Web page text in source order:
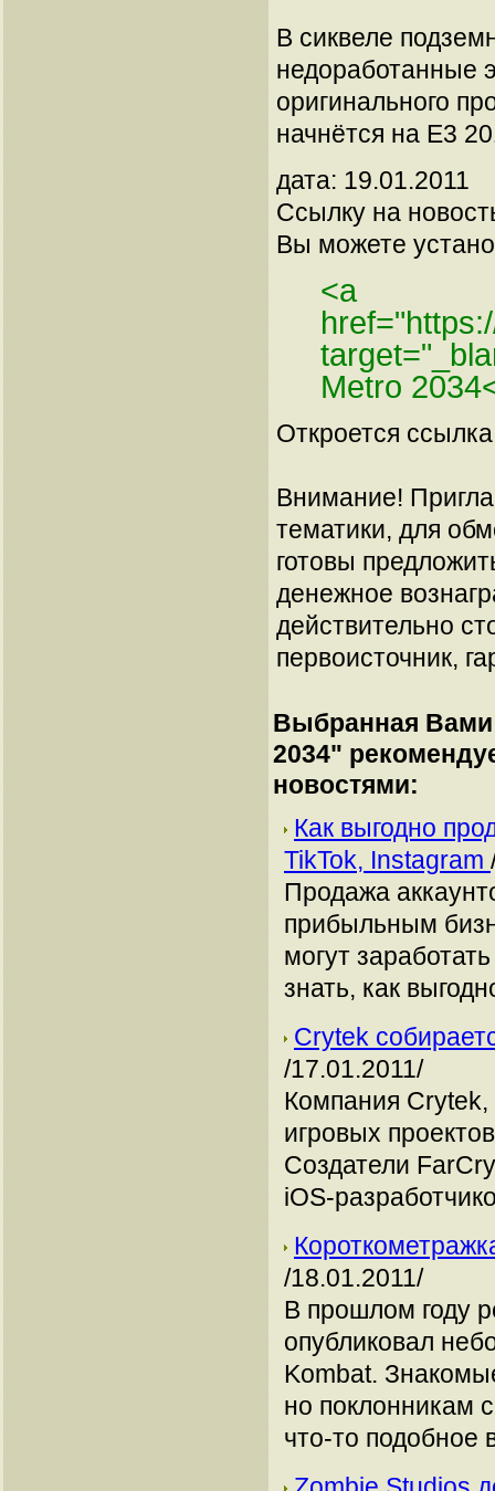
В сиквеле
недоработанные
оригинального
начнётся на Е3
дата: 19.01.2011
Ссылку на
Вы можете
<a
Metro
Откроется
Внимание!
тематики, для
готовы
денежное
действительно
первоисточник,
Выбранная Вами
2034"
новостями:
Как выгодно
TikTok, Instagram
Продажа
прибыльным
могут
знать, как
Crytek
/17.01.2011/
Компания Crytek,
игровых
Создатели
iOS-
/18.01.2011/
В прошлом году
опубликовал
Kombat.
но поклонникам
что-то подобное